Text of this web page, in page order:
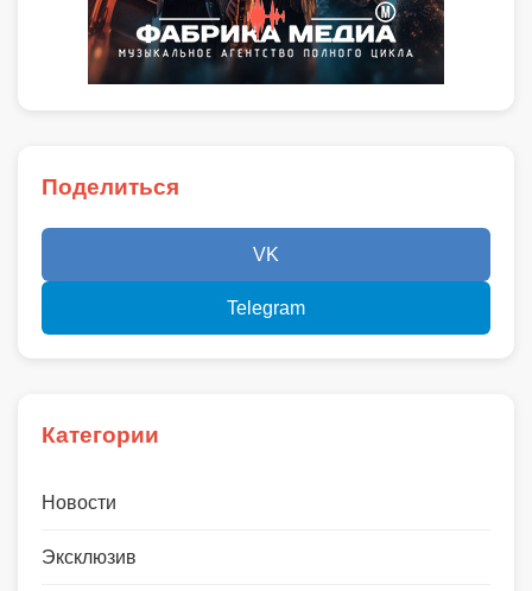
Поделиться
VK
Telegram
Категории
Новости
Эксклюзив